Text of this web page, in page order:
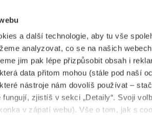
a další technologie, aby tu vše
analyzovat, co se na našich
jim pak lépe přizpůsobit obsah i
data přitom mohou (stále pod naší
nástroje nám dovolíš používat –
zjistíš v sekci „Detaily“. Svoji
v zápatí webu). Vše o tom, jak s
AliveID Card